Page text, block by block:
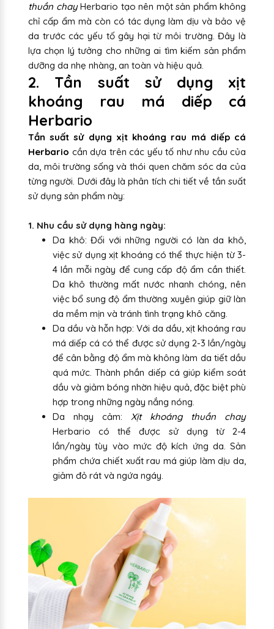
thuần chayHerbario tạo nên một sản phẩm không
chỉ cấp ẩm mà còn có tác dụng làm dịu và bảo vệ
da trước các yếu tố gây hại từ môi trường. Đây là
lựa chọn lý tưởng cho những ai tìm kiếm sản phẩm
dưỡng da nhẹ nhàng, an toàn và hiệu quả.
2. Tần suất sử dụng xịt
khoáng rau má diếp cá
Herbario
Tần suất sử dụng xịt khoáng rau má diếp cá
Herbario cần dựa trên các yếu tố như nhu cầu của
da, môi trường sống và thói quen chăm sóc da của
từng người. Dưới đây là phân tích chi tiết về tần suất
sử dụng sản phẩm này:
1. Nhu cầu sử dụng hàng ngày:
Da khô: Đối với những người có làn da khô,
việc sử dụng xịt khoáng có thể thực hiện từ 3-
4 lần mỗi ngày để cung cấp độ ẩm cần thiết.
Da khô thường mất nước nhanh chóng, nên
việc bổ sung độ ẩm thường xuyên giúp giữ làn
da mềm mịn và tránh tình trạng khô căng.
Da dầu và hỗn hợp: Với da dầu, xịt khoáng rau
má diếp cá có thể được sử dụng 2-3 lần/ngày
để cân bằng độ ẩm mà không làm da tiết dầu
quá mức. Thành phần diếp cá giúp kiểm soát
dầu và giảm bóng nhờn hiệu quả, đặc biệt phù
hợp trong những ngày nắng nóng.
Da nhạy cảm: Xịt khoáng thuần chay
Herbario có thể được sử dụng từ 2-4
lần/ngày tùy vào mức độ kích ứng da. Sản
phẩm chứa chiết xuất rau má giúp làm dịu da,
giảm đỏ rát và ngứa ngáy.